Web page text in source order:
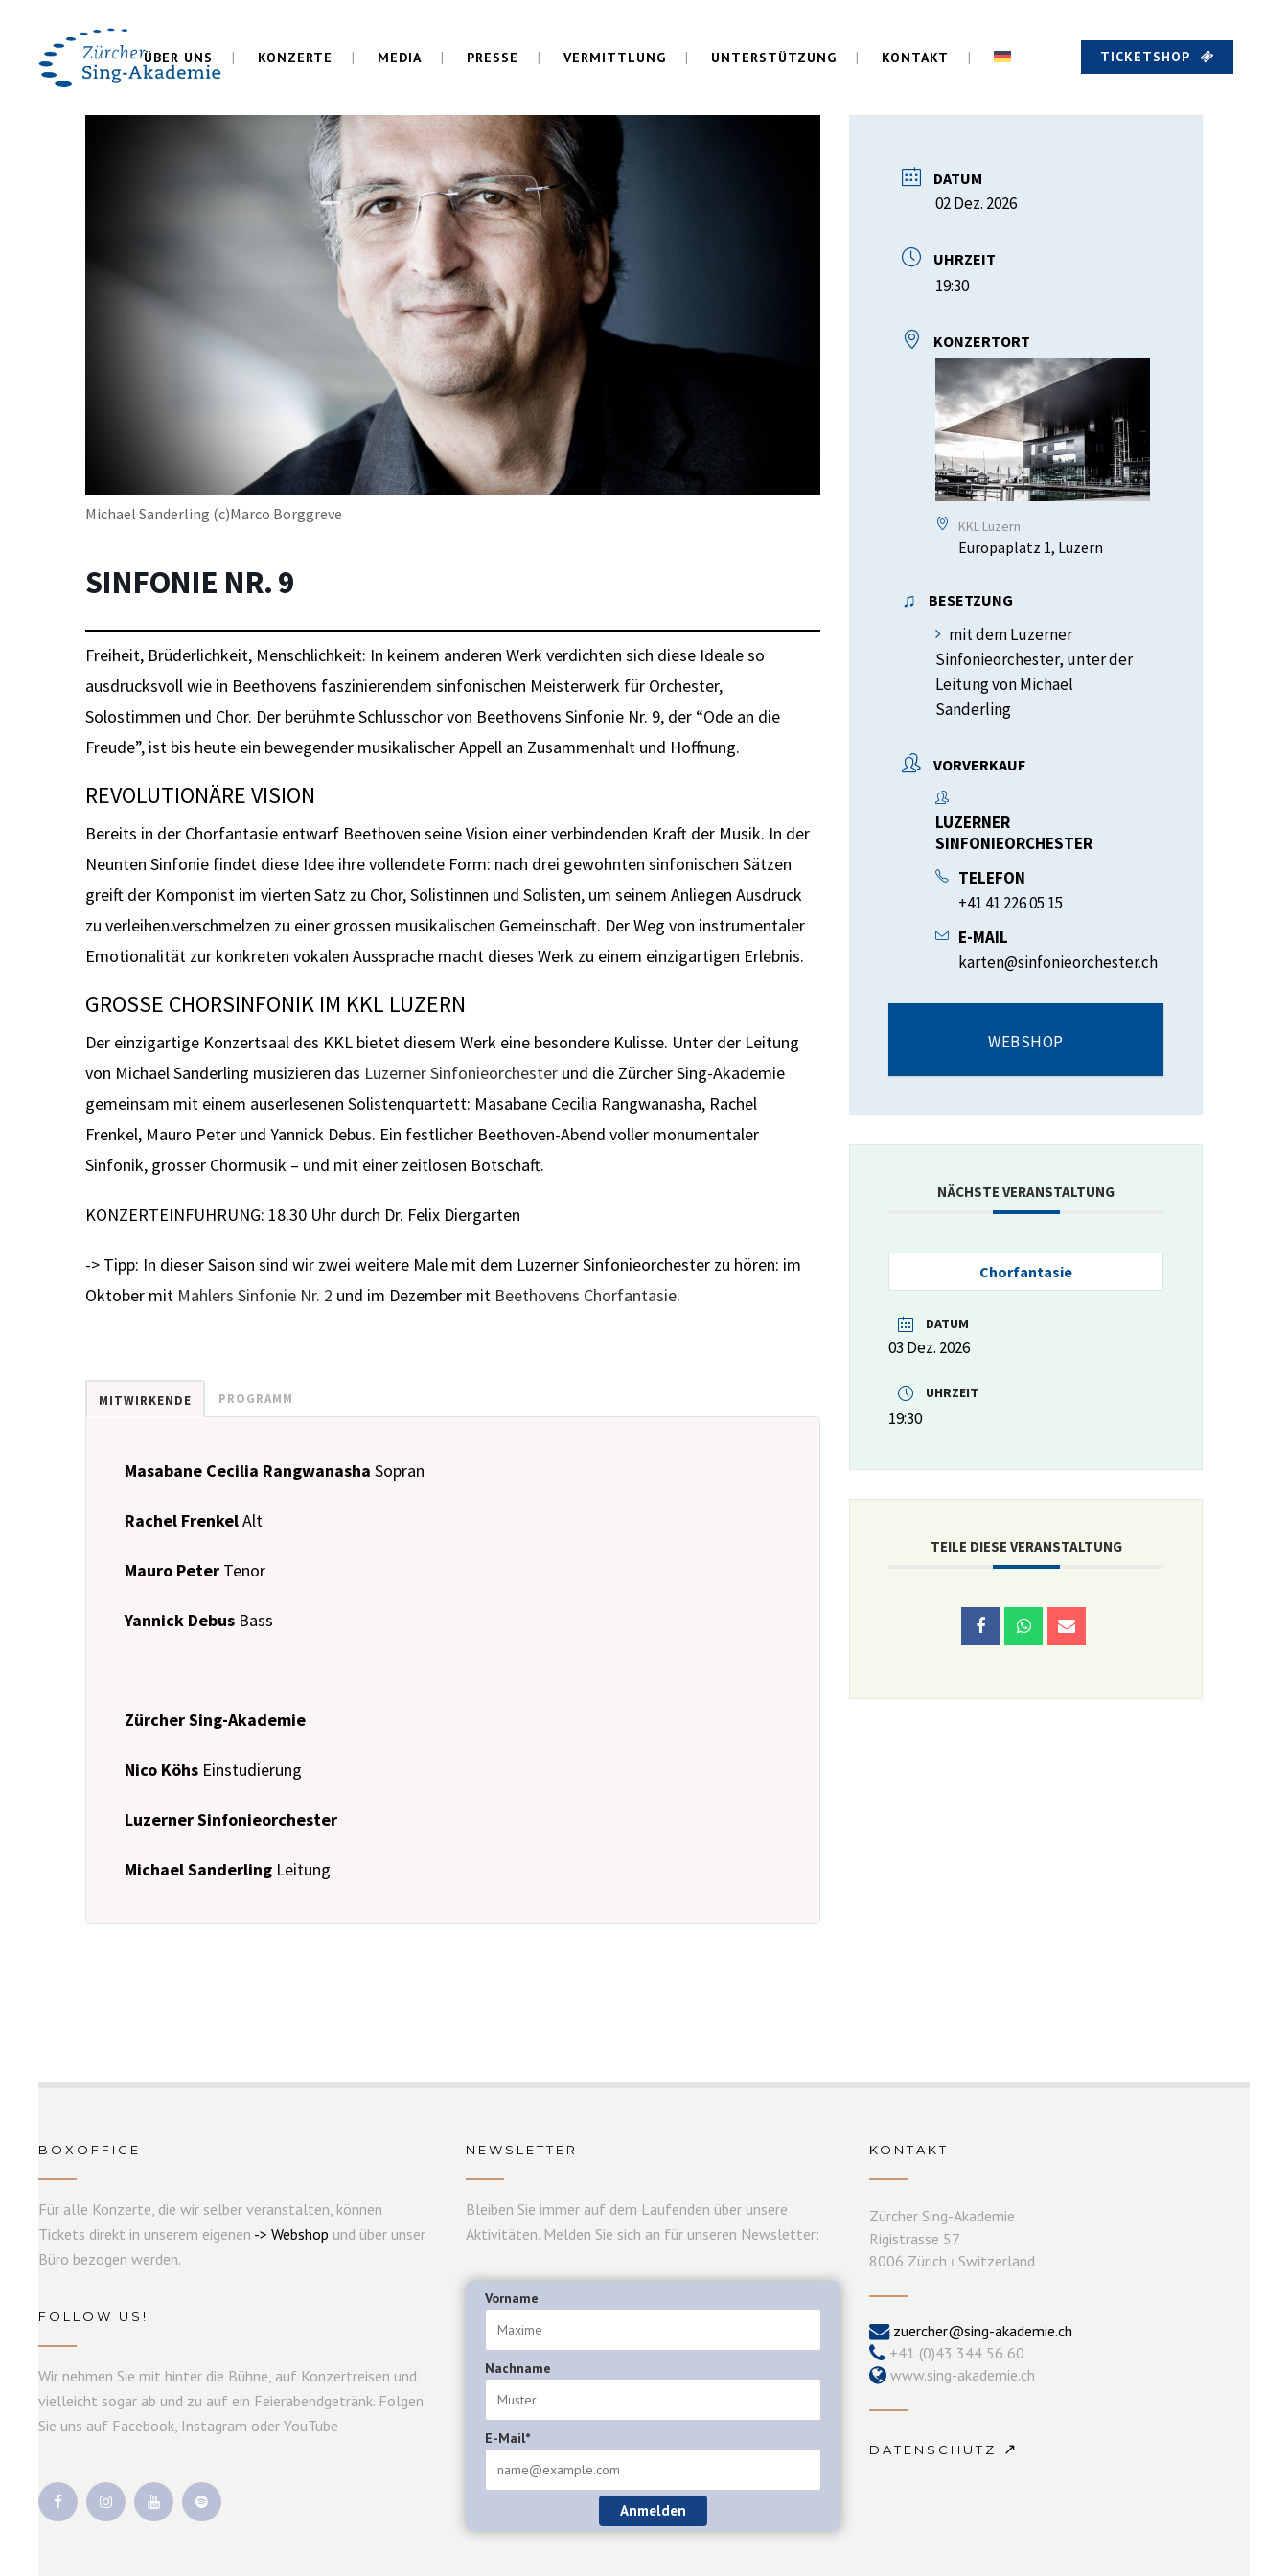
TICKETSHOP
ÜBER UNS KONZERTE MEDIA PRESSE VERMITTLUNG UNTERSTÜTZUNG KONTAKT
Michael Sanderling (c)Marco Borggreve
SINFONIE NR. 9
Freiheit, Brüderlichkeit, Menschlichkeit: In keinem anderen Werk verdichten sich diese Ideale so
ausdrucksvoll wie in Beethovens faszinierendem sinfonischen Meisterwerk für Orchester,
Solostimmen und Chor. Der berühmte Schlusschor von Beethovens Sinfonie Nr. 9, der “Ode an die
Freude”, ist bis heute ein bewegender musikalischer Appell an Zusammenhalt und Hoffnung.
REVOLUTIONÄRE VISION
Bereits in der Chorfantasie entwarf Beethoven seine Vision einer verbindenden Kraft der Musik. In der
Neunten Sinfonie findet diese Idee ihre vollendete Form: nach drei gewohnten sinfonischen Sätzen
greift der Komponist im vierten Satz zu Chor, Solistinnen und Solisten, um seinem Anliegen Ausdruck
zu verleihen.verschmelzen zu einer grossen musikalischen Gemeinschaft. Der Weg von instrumentaler
Emotionalität zur konkreten vokalen Aussprache macht dieses Werk zu einem einzigartigen Erlebnis.
GROSSE CHORSINFONIK IM KKL LUZERN
Der einzigartige Konzertsaal des KKL bietet diesem Werk eine besondere Kulisse. Unter der Leitung
von Michael Sanderling musizieren das Luzerner Sinfonieorchester und die Zürcher Sing-Akademie
gemeinsam mit einem auserlesenen Solistenquartett: Masabane Cecilia Rangwanasha, Rachel
Frenkel, Mauro Peter und Yannick Debus. Ein festlicher Beethoven-Abend voller monumentaler
Sinfonik, grosser Chormusik – und mit einer zeitlosen Botschaft.
KONZERTEINFÜHRUNG: 18.30 Uhr durch Dr. Felix Diergarten
-> Tipp: In dieser Saison sind wir zwei weitere Male mit dem Luzerner Sinfonieorchester zu hören: im
Oktober mit Mahlers Sinfonie Nr. 2 und im Dezember mit Beethovens Chorfantasie.
MITWIRKENDE PROGRAMM
Masabane Cecilia Rangwanasha Sopran
Rachel FrenkelAlt
Mauro Peter Tenor
Yannick Debus Bass
Zürcher Sing-Akademie
Nico Köhs Einstudierung
Luzerner Sinfonieorchester
Michael Sanderling Leitung
DATUM
02 Dez. 2026
UHRZEIT
19:30
KONZERTORT
KKL Luzern
Europaplatz 1, Luzern
BESETZUNG
mit dem Luzerner
Sinfonieorchester, unter der
Leitung von Michael
Sanderling
VORVERKAUF
LUZERNER
SINFONIEORCHESTER
TELEFON
+41 41 226 05 15
E-MAIL
karten@sinfonieorchester.ch
WEBSHOP
NÄCHSTE VERANSTALTUNG
Chorfantasie
DATUM
03 Dez. 2026
UHRZEIT
19:30
TEILE DIESE VERANSTALTUNG
BOXOFFICE
Für alle Konzerte, die wir selber veranstalten, können
Tickets direkt in unserem eigenen ->Webshop und über unser
Büro bezogen werden.
FOLLOW US!
Wir nehmen Sie mit hinter die Bühne, auf Konzertreisen und
vielleicht sogar ab und zu auf ein Feierabendgetränk. Folgen
Sie uns auf Facebook, Instagram oder YouTube
NEWSLETTER
Bleiben Sie immer auf dem Laufenden über unsere
Aktivitäten. Melden Sie sich an für unseren Newsletter:
Vorname
Nachname
E-Mail*
Anmelden
KONTAKT
Zürcher Sing-Akademie
Rigistrasse 57
8006 Zürich ⏐ Switzerland
zuercher@sing-akademie.ch
+41 (0)43 344 56 60
www.sing-akademie.ch
DATENSCHUTZ ↗